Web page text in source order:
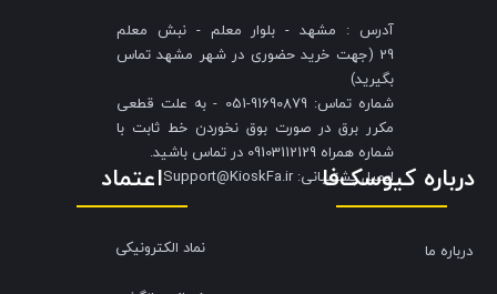
آدرس : مشهد - بلوار معلم - نبش معلم
29 (جهت خرید حضوری در شهر مشهد تماس
بگیرید)
شماره تماس: 91690879-051 - به علت قطعی
مکرر برق در صورت بوق نخوردن خط ثابت با
شماره همراه 09103112129 در تماس باشید.
​​​​​​​ایمیل پشتیبانی: Support@KioskFa.ir
اعتماد
نماد الکترونیکی
درباره کیوسک‌فا
درباره ما